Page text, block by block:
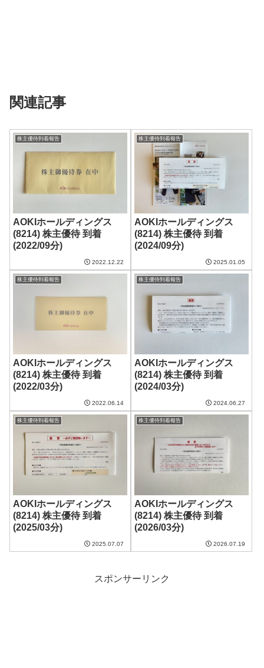
関連記事
株主優待到着報告
AOKIホールディングス
(8214) 株主優待 到着
(2022/09分)
2022.12.22
株主優待到着報告
AOKIホールディングス
(8214) 株主優待 到着
(2024/09分)
2025.01.05
株主優待到着報告
AOKIホールディングス
(8214) 株主優待 到着
(2022/03分)
2022.06.14
株主優待到着報告
AOKIホールディングス
(8214) 株主優待 到着
(2024/03分)
2024.06.27
株主優待到着報告
AOKIホールディングス
(8214) 株主優待 到着
(2025/03分)
2025.07.07
株主優待到着報告
AOKIホールディングス
(8214) 株主優待 到着
(2026/03分)
2026.07.19
スポンサーリンク